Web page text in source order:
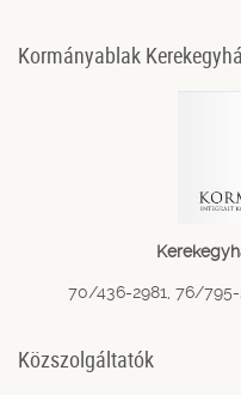
Kormányablak
70/436-2981, 76/
Közszolgáltatók